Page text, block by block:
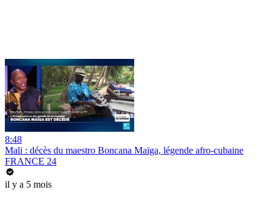
8:48
Mali : décès du maestro Boncana Maïga, légende afro-cubaine
FRANCE 24
il y a 5 mois